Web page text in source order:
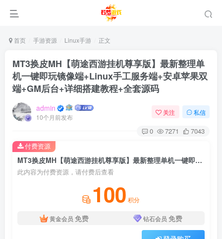
首页 手游资源 Linux手游 正文
MT3换皮MH【萌途西游挂机尊享版】最新整理单
机一键即玩镜像端+Linux手工服务端+安卓苹果双
端+GM后台+详细搭建教程+全套源码
admin
10个月前发布
关注 私信
0 7271 7043
MT3换皮MH【萌途西游挂机尊享版】最新整理单机一键即玩镜像端+Linux手工服务端+安卓苹果双端+GM后台+详细搭建教程+全套源码
此内容为付费资源，请付费后查看
100 积分
黄金会员 免费 钻石会员 免费
付费资源